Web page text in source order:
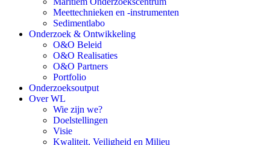
Meettechnieken en -instrumenten
Sedimentlabo
Onderzoek & Ontwikkeling
O&O Beleid
O&O Realisaties
O&O Partners
Portfolio
Onderzoeksoutput
Over WL
Wie zijn we?
Doelstellingen
Visie
Kwaliteit, Veiligheid en Milieu